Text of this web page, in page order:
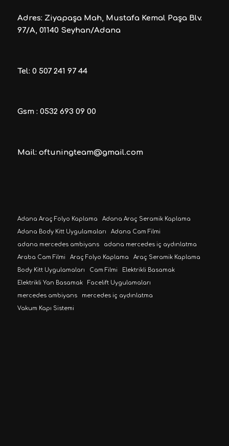
Adres: Ziyapaşa Mah, Mustafa Kemal Paşa Blv.
97/A, 01140 Seyhan/Adana
Tel: 0 507 241 97 44
Gsm : 0532 693 09 00
Mail: oftuningteam@gmail.com
Adana Araç Folyo Kaplama Adana Araç Seramik Kaplama
Adana Body Kitt Uygulamaları Adana Cam Filmi
adana mercedes ambiyans adana mercedes iç aydınlatma
Araba Cam Filmi Araç Folyo Kaplama Araç Seramik Kaplama
Body Kitt Uygulamaları Cam Filmi Elektrikli Basamak
Elektrikli Yan Basamak Facelift Uygulamaları
mercedes ambiyans mercedes iç aydınlatma
Vakum Kapı Sistemi